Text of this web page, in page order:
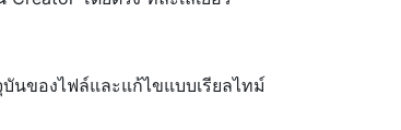
นของไฟล์และแก้ไขแบบเรียลไทม์